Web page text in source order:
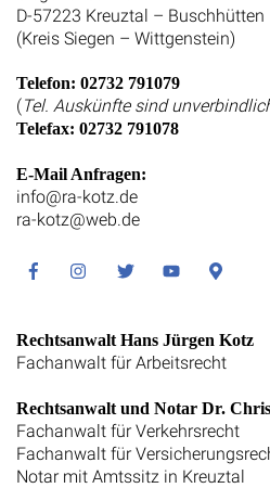
D-57223 Kreuztal – Buschhütten
(Kreis Siegen – Wittgenstein)
Telefon: 02732 791079
(Tel. Auskünfte sind
Telefax: 02732 791078
E-Mail Anfragen:
info@ra-kotz.de
ra-kotz@web.de
FacebookInstagramTwitter YoutubeGoogle
Rechtsanwalt Hans Jürgen Kotz
Fachanwalt für Arbeitsrecht
Rechtsanwalt und Notar Dr.
Fachanwalt für Verkehrsrecht
Fachanwalt für
Notar mit Amtssitz in Kreuztal